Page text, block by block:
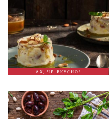
АХ, ЧЕ ВКУСНО!